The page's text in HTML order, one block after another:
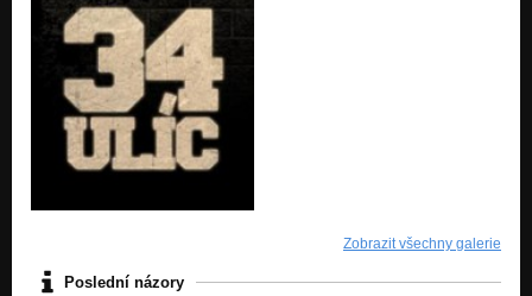
Zobrazit všechny galerie
Poslední názory